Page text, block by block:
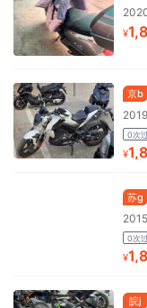
¥
京b
0次
¥
苏g
0次
¥
皖j